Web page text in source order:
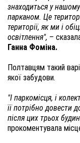
знаходиться у
парканом. Це
території, як ми і
освітлення", –
Ганна Фоміна.
Полтавцям такий
якої забудови.
"І паркомісця, і
її потрібно довести
після цих трьох
прокоментувала